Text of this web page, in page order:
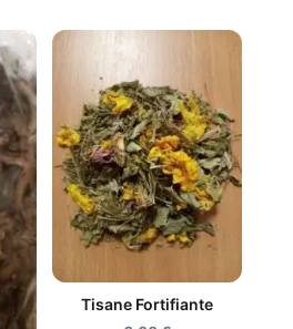
Tisane Fortifiante